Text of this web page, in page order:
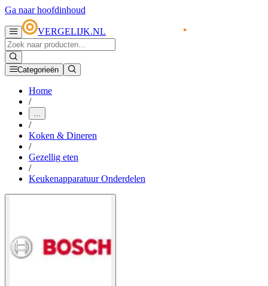
Ga naar hoofdinhoud
VERGELIJK.NL
Categorieën
Home
/
...
/
Koken & Dineren
/
Gezellig eten
/
Keukenapparatuur Onderdelen